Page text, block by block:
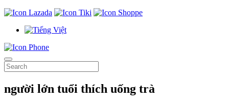
người lớn tuổi thích uống trà